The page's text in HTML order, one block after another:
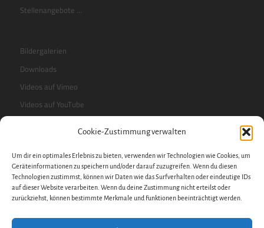
Cookie-Zustimmung verwalten
Um dir ein optimales Erlebnis zu bieten, verwenden wir Technologien wie Cookies, um
Geräteinformationen zu speichern und/oder darauf zuzugreifen. Wenn du diesen
Technologien zustimmst, können wir Daten wie das Surfverhalten oder eindeutige IDs
auf dieser Website verarbeiten. Wenn du deine Zustimmung nicht erteilst oder
zurückziehst, können bestimmte Merkmale und Funktionen beeinträchtigt werden.
Stellenangebote …
Bildergalerien
Downloads
Videos auf Vimeo
Videos auf YouTube
Sidebar
Impressum
Datenschutzerklärung